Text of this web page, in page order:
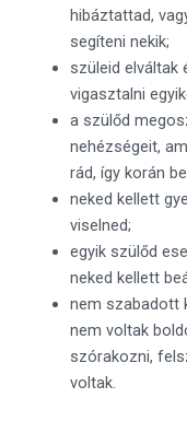
hibáztattad,
segíteni nekik;
szüleid elváltak
vigasztalni
a szülőd
nehézségeit,
rád, így korán
neked kellett
viselned;
egyik szülőd
neked kellett
nem szabadott
nem voltak
szórakozni,
voltak.